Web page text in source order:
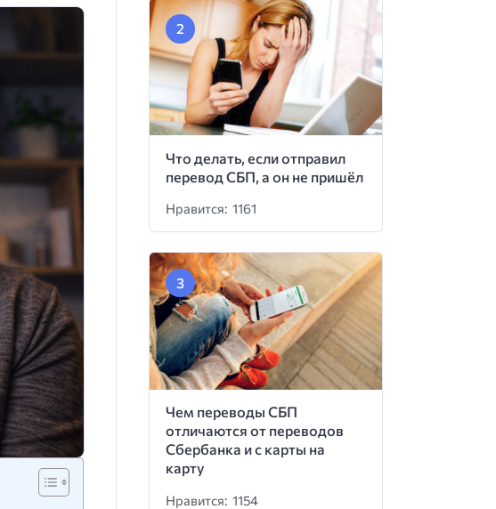
Что делать, если отправил
перевод СБП, а он не пришёл
Нравится: 1161
Чем переводы СБП
отличаются от переводов
Сбербанка и с карты на
карту
Нравится: 1154